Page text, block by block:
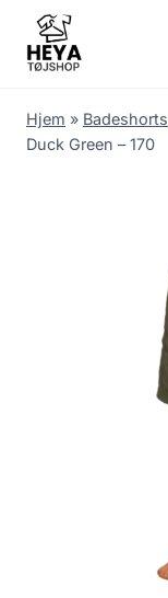
content
Hjem » Badeshorts
Duck Green – 170